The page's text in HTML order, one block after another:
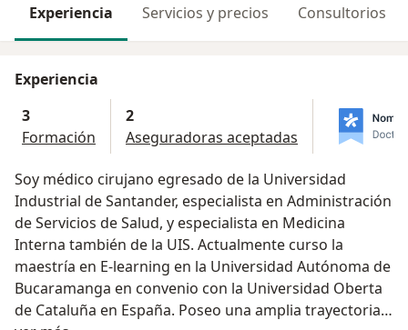
Experiencia Servicios y precios Consultorios
Experiencia
3
Formación
2
Aseguradoras aceptadas
Soy médico cirujano egresado de la Universidad
Industrial de Santander, especialista en Administración
de Servicios de Salud, y especialista en Medicina
Interna también de la UIS. Actualmente curso la
maestría en E-learning en la Universidad Autónoma de
Bucaramanga en convenio con la Universidad Oberta
de Cataluña en España. Poseo una amplia trayectoria